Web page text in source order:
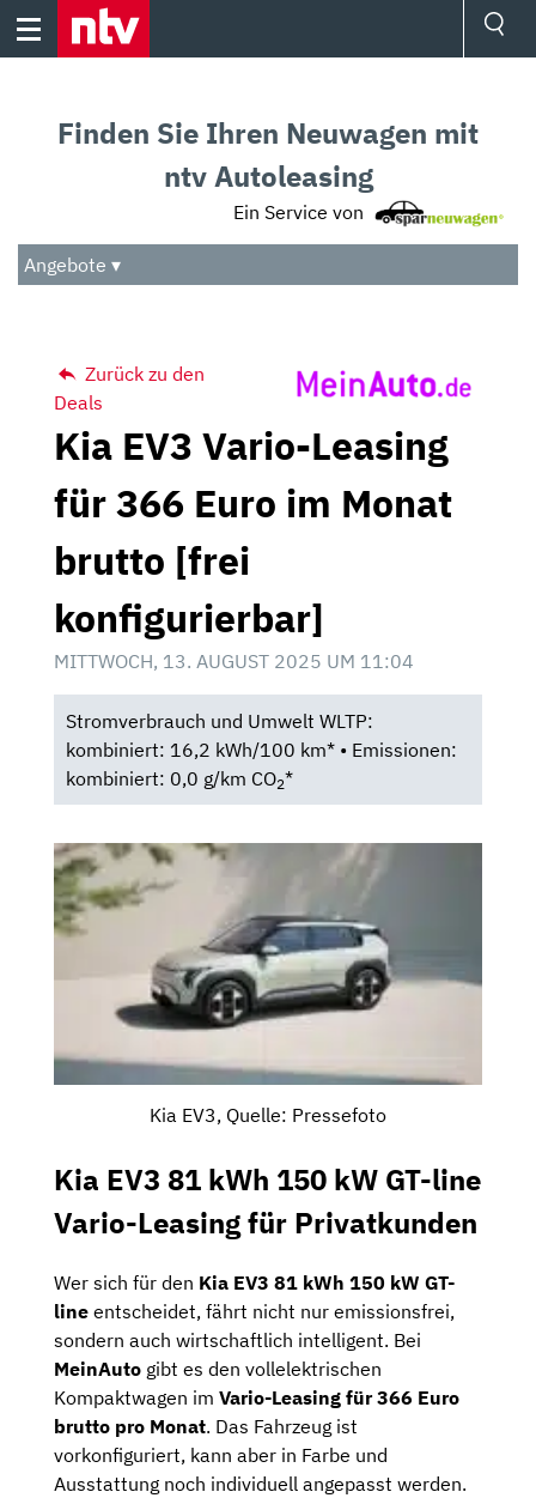
Skip
Audio
Das Beste
Finden Sie Ihren Neuwagen mit
ntv Autoleasing
Ein Service von
Angebote ▾
Zurück zu den
Deals
Kia EV3 Vario-Leasing
für 366 Euro im Monat
brutto [frei
konfigurierbar]
MITTWOCH, 13. AUGUST 2025 UM 11:04
Stromverbrauch und Umwelt WLTP:
kombiniert: 16,2 kWh/100 km* • Emissionen:
kombiniert: 0,0 g/km CO2*
Kia EV3, Quelle: Pressefoto
Kia EV3 81 kWh 150 kW GT-line
Vario-Leasing für Privatkunden
Wer sich für den Kia EV3 81 kWh 150 kW GT-
line entscheidet, fährt nicht nur emissionsfrei,
sondern auch wirtschaftlich intelligent. Bei
MeinAuto gibt es den vollelektrischen
Kompaktwagen im Vario-Leasing für 366 Euro
brutto pro Monat. Das Fahrzeug ist
vorkonfiguriert, kann aber in Farbe und
Ausstattung noch individuell angepasst werden.